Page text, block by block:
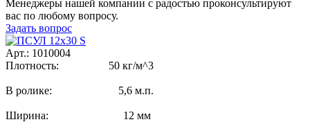
Менеджеры нашей компании с радостью проконсультируют
вас по любому вопросу.
Задать вопрос
Арт.: 1010004
Плотность: 50 кг/м^3
В ролике: 5,6 м.п.
Ширина: 12 мм